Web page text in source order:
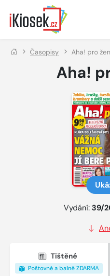
Přejít na hlavní obsah
Časopisy Aha! pro
Aha!
Vydání: 39/
Tištěné
Poštovné a balné ZDARMA